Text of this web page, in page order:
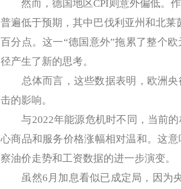
然而，德国地区CPI则意外偏低。作
普遍低于预期，其中巴伐利亚州和北
百分点。这一“德国意外”拖累了整个
径产生了新的思考。
总体而言，这些数据表明，欧洲央
击的影响。
与2022年能源危机时不同，当前的
心商品和服务价格涨幅相对温和。这
察油价走势和工资数据的进一步演变。
虽然6月加息看似已成定局，因为央